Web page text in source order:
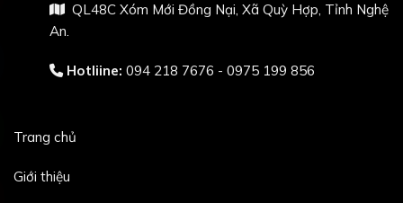
QL48C Xóm Mới Đồng Nại, Xã Quỳ Hợp, Tỉnh Nghệ
An.
Hotliine: 094 218 7676 - 0975 199 856
Trang chủ
Giới thiệu